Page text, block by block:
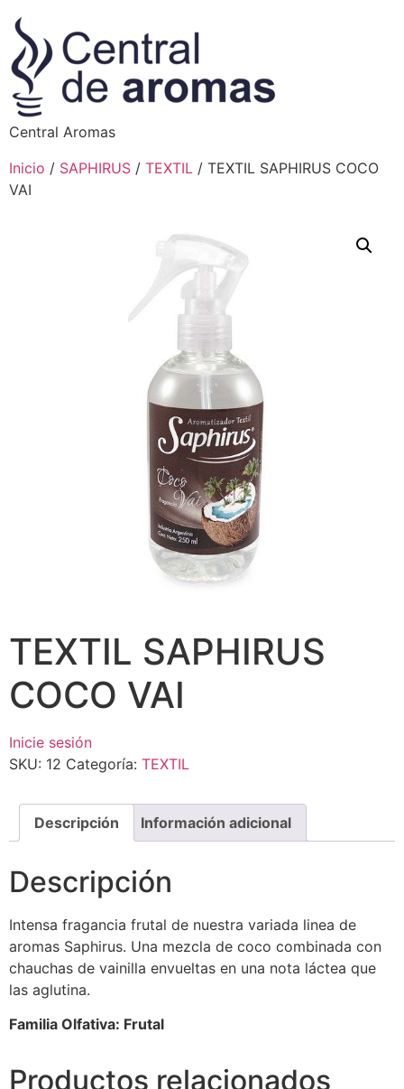
Central Aromas
Inicio / SAPHIRUS / TEXTIL / TEXTIL SAPHIRUS COCO
VAI
TEXTIL SAPHIRUS
COCO VAI
Inicie sesión
SKU: 12 Categoría: TEXTIL
Descripción Información adicional
Descripción
Intensa fragancia frutal de nuestra variada linea de
aromas Saphirus. Una mezcla de coco combinada con
chauchas de vainilla envueltas en una nota láctea que
las aglutina.
Familia Olfativa: Frutal
Productos relacionados